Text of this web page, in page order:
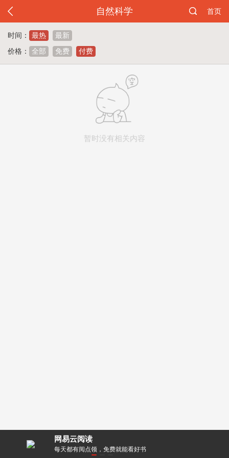
自然科学 首页
时间： 最热
最新
价格：
全部 免费 付费
暂时没有相关内容
网易云阅读
每天都有阅点领，免费就能看好书